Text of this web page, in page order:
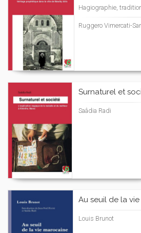
Hagiographie,
Ruggero Vimercati-
Surnaturel et
Saâdia Radi
Au seuil de la
Louis Brunot